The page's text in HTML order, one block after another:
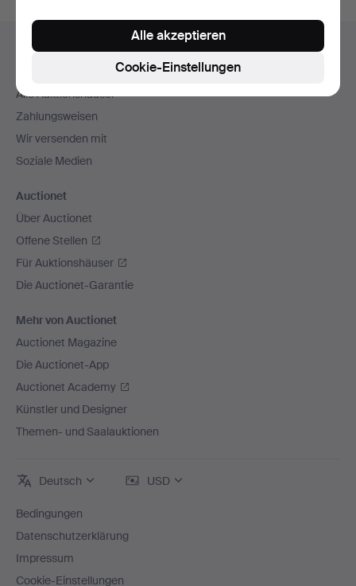
Navigation
Hilfe und Kontakt
Kontakt mit dem Support aufnehmen
Alle Auktionshäuser
Zahlungsweisen
Wir versenden mit
Soziale Medien
Auctionet
Über Auctionet
Offene Stellen
Für Auktionshäuser
Die Auctionet-Garantie
Mehr von Auctionet
Auctionet Magazine
Die Auctionet-App
Auctionet Academy
Künstler und Designer
Themen- und Saalauktionen
Deutsch USD
Bedingungen
Datenschutzerklärung
Impressum
Cookie-Einstellungen
Cookie-Einstellungen
Alle akzeptieren